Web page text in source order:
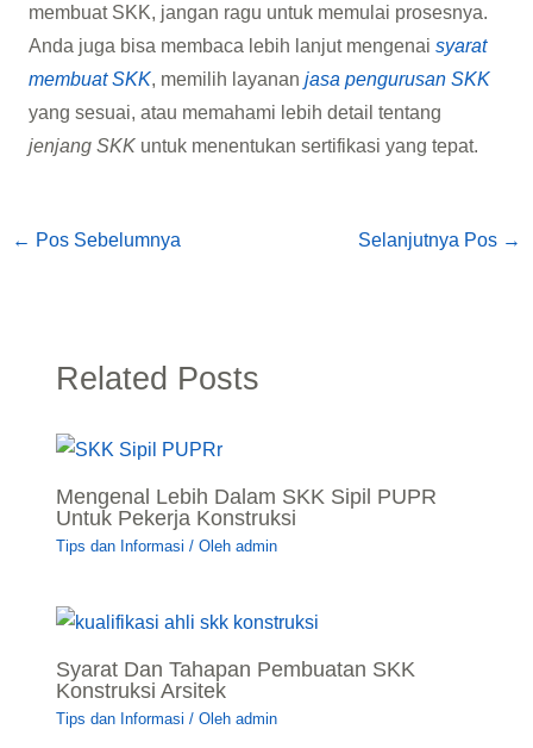
membuat SKK, jangan ragu untuk memulai prosesnya.
Anda juga bisa membaca lebih lanjut mengenai syarat
membuat SKK, memilih layanan jasa pengurusan SKK
yang sesuai, atau memahami lebih detail tentang
jenjang SKKuntuk menentukan sertifikasi yang tepat.
← Pos Sebelumnya Selanjutnya Pos →
Related Posts
Mengenal Lebih Dalam SKK Sipil PUPR
Untuk Pekerja Konstruksi
Tips dan Informasi / Olehadmin
Syarat Dan Tahapan Pembuatan SKK
Konstruksi Arsitek
Tips dan Informasi / Olehadmin